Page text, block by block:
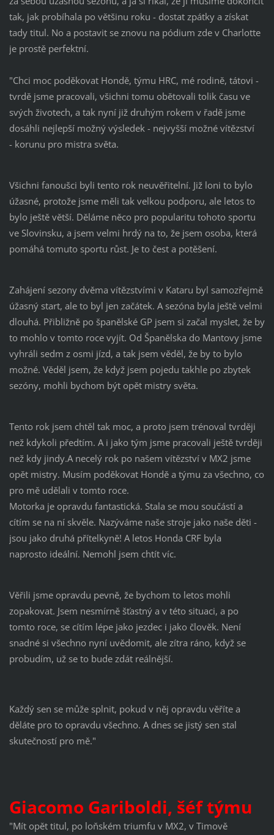
tak, jak probíhala po většinu roku - dostat zpátky a získat
tady titul. No a postavit se znovu na pódium zde v Charlotte
je prostě perfektní.
"Chci moc poděkovat Hondě, týmu HRC, mé rodině, tátovi -
tvrdě jsme pracovali, všichni tomu obětovali tolik času ve
svých životech, a tak nyní již druhým rokem v řadě jsme
dosáhli nejlepší možný výsledek - nejvyšší možné vítězství
- korunu pro mistra světa.
Všichni fanoušci byli tento rok neuvěřitelní. Již loni to bylo
úžasné, protože jsme měli tak velkou podporu, ale letos to
bylo ještě větší. Děláme něco pro popularitu tohoto sportu
ve Slovinsku, a jsem velmi hrdý na to, že jsem osoba, která
pomáhá tomuto sportu růst. Je to čest a potěšení.
Zahájení sezony dvěma vítězstvími v Kataru byl samozřejmě
úžasný start, ale to byl jen začátek. A sezóna byla ještě velmi
dlouhá. Přibližně po španělské GP jsem si začal myslet, že by
to mohlo v tomto roce vyjít. Od Španělska do Mantovy jsme
vyhráli sedm z osmi jízd, a tak jsem věděl, že by to bylo
možné. Věděl jsem, že když jsem pojedu takhle po zbytek
sezóny, mohli bychom být opět mistry světa.
Tento rok jsem chtěl tak moc, a proto jsem trénoval tvrději
než kdykoli předtím. A i jako tým jsme pracovali ještě tvrději
než kdy jindy.A necelý rok po našem vítězství v MX2 jsme
opět mistry. Musím poděkovat Hondě a týmu za všechno, co
pro mě udělali v tomto roce.
Motorka je opravdu fantastická. Stala se mou součástí a
cítím se na ní skvěle. Nazýváme naše stroje jako naše děti -
jsou jako druhá přítelkyně! A letos Honda CRF byla
naprosto ideální. Nemohl jsem chtít víc.
Věřili jsme opravdu pevně, že bychom to letos mohli
zopakovat. Jsem nesmírně šťastný a v této situaci, a po
tomto roce, se cítím lépe jako jezdec i jako člověk. Není
snadné si všechno nyní uvědomit, ale zítra ráno, když se
probudím, už se to bude zdát reálnější.
Každý sen se může splnit, pokud v něj opravdu věříte a
děláte pro to opravdu všechno. A dnes se jistý sen stal
skutečností pro mě."
Giacomo Gariboldi, šéf týmu
"Mít opět titul, po loňském triumfu v MX2, v Timově